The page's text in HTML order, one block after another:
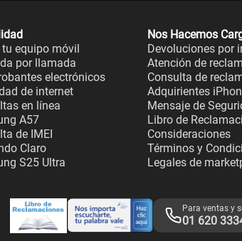
tu equipo móvil
por llamada
electrónicos
de internet
en línea
A57
de IMEI
Claro
S25 Ultra
Nos Hacemos
Devoluciones por
Atención de
Consulta de
Adquirientes
Mensaje de
Libro de
Consideraciones
Términos y
Legales de
Para ventas y
01 620